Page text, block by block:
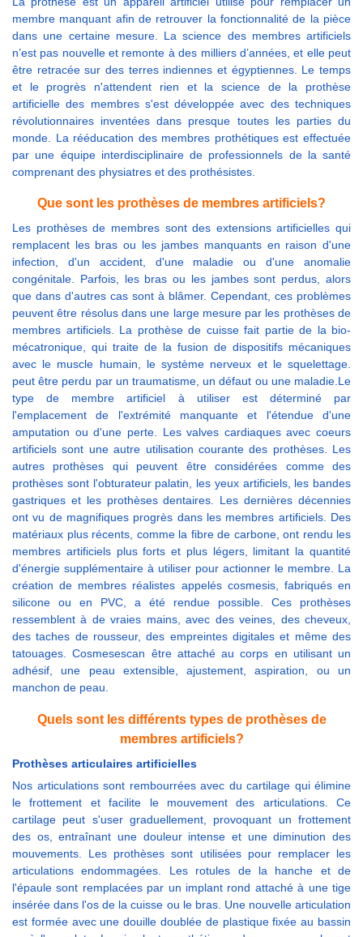
membre manquant afin de retrouver la fonctionnalité de la pièce
dans une certaine mesure. La science des membres artificiels
n’est pas nouvelle et remonte à des milliers d’années, et elle peut
être retracée sur des terres indiennes et égyptiennes. Le temps
et le progrès n'attendent rien et la science de la prothèse
artificielle des membres s'est développée avec des techniques
révolutionnaires inventées dans presque toutes les parties du
monde. La rééducation des membres prothétiques est effectuée
par une équipe interdisciplinaire de professionnels de la santé
comprenant des physiatres et des prothésistes.
Que sont les prothèses de membres artificiels?
Les prothèses de membres sont des extensions artificielles qui
remplacent les bras ou les jambes manquants en raison d'une
infection, d'un accident, d'une maladie ou d'une anomalie
congénitale. Parfois, les bras ou les jambes sont perdus, alors
que dans d'autres cas sont à blâmer. Cependant, ces problèmes
peuvent être résolus dans une large mesure par les prothèses de
membres artificiels. La prothèse de cuisse fait partie de la bio-
mécatronique, qui traite de la fusion de dispositifs mécaniques
avec le muscle humain, le système nerveux et le squelettage.
peut être perdu par un traumatisme, un défaut ou une maladie.Le
type de membre artificiel à utiliser est déterminé par
l'emplacement de l'extrémité manquante et l'étendue d'une
amputation ou d'une perte. Les valves cardiaques avec coeurs
artificiels sont une autre utilisation courante des prothèses. Les
autres prothèses qui peuvent être considérées comme des
prothèses sont l'obturateur palatin, les yeux artificiels, les bandes
gastriques et les prothèses dentaires. Les dernières décennies
ont vu de magnifiques progrès dans les membres artificiels. Des
matériaux plus récents, comme la fibre de carbone, ont rendu les
membres artificiels plus forts et plus légers, limitant la quantité
d'énergie supplémentaire à utiliser pour actionner le membre. La
création de membres réalistes appelés cosmesis, fabriqués en
silicone ou en PVC, a été rendue possible. Ces prothèses
ressemblent à de vraies mains, avec des veines, des cheveux,
des taches de rousseur, des empreintes digitales et même des
tatouages. Cosmesescan être attaché au corps en utilisant un
adhésif, une peau extensible, ajustement, aspiration, ou un
manchon de peau.
Quels sont les différents types de prothèses de
membres artificiels?
Prothèses articulaires artificielles
Nos articulations sont rembourrées avec du cartilage qui élimine
le frottement et facilite le mouvement des articulations. Ce
cartilage peut s'user graduellement, provoquant un frottement
des os, entraînant une douleur intense et une diminution des
mouvements. Les prothèses sont utilisées pour remplacer les
articulations endommagées. Les rotules de la hanche et de
l'épaule sont remplacées par un implant rond attaché à une tige
insérée dans l'os de la cuisse ou le bras. Une nouvelle articulation
est formée avec une douille doublée de plastique fixée au bassin